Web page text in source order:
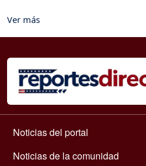
Ver más
Navegación principal
Noticias del portal
Noticias de la comunidad